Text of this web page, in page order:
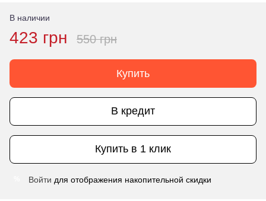
В наличии
423 грн 550 грн
Купить
В кредит
Купить в 1 клик
Войти для отображения накопительной скидки